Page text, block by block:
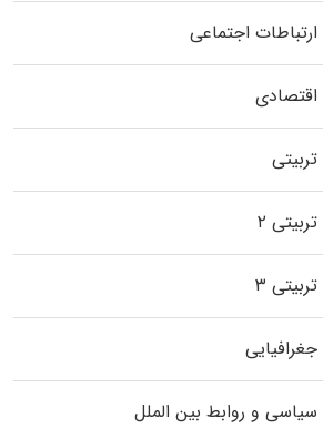
اجتماعی
اقتصادی
۲
۳
و روابط بین الملل